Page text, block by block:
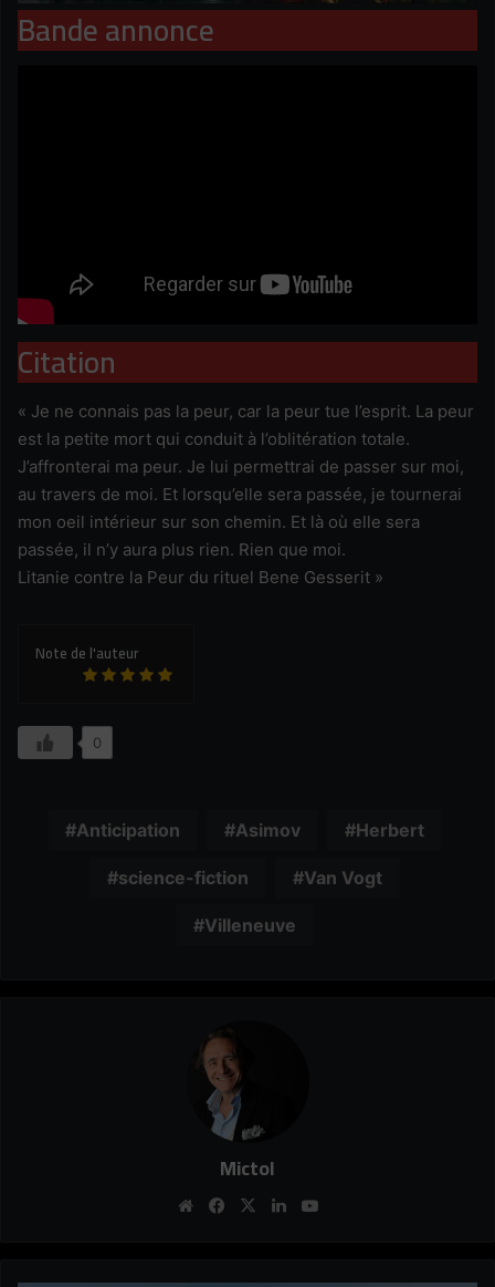
Bande annonce
Citation
« Je ne connais pas la peur, car la peur tue l’esprit. La peur
est la petite mort qui conduit à l’oblitération totale.
J’affronterai ma peur. Je lui permettrai de passer sur moi,
au travers de moi. Et lorsqu’elle sera passée, je tournerai
mon oeil intérieur sur son chemin. Et là où elle sera
passée, il n’y aura plus rien. Rien que moi.
Litanie contre la Peur du rituel Bene Gesserit »
Note de l'auteur
0
Anticipation Asimov Herbert
science-fiction Van Vogt
Villeneuve
Mictol
WebsiteFacebook
X Linkedin